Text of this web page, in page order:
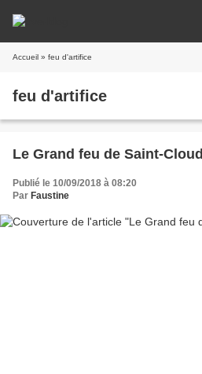
Accueil » feu d'artifice
feu d'artifice
Le Grand feu de Saint-Cloud
Publié le 10/09/2018 à 08:20
Par Faustine